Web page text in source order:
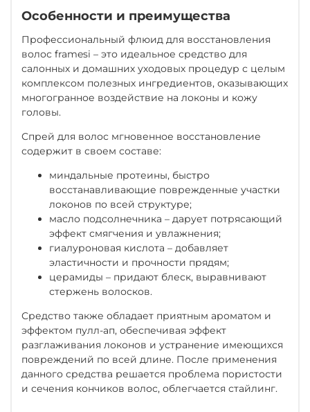
Особенности и преимущества
Профессиональный флюид для восстановления
волос framesi – это идеальное средство для
салонных и домашних уходовых процедур с целым
комплексом полезных ингредиентов, оказывающих
многогранное воздействие на локоны и кожу
головы.
Спрей для волос мгновенное восстановление
содержит в своем составе:
миндальные протеины, быстро
восстанавливающие поврежденные участки
локонов по всей структуре;
масло подсолнечника – дарует потрясающий
эффект смягчения и увлажнения;
гиалуроновая кислота – добавляет
эластичности и прочности прядям;
церамиды – придают блеск, выравнивают
стержень волосков.
Средство также обладает приятным ароматом и
эффектом пулл-ап, обеспечивая эффект
разглаживания локонов и устранение имеющихся
повреждений по всей длине. После применения
данного средства решается проблема пористости
и сечения кончиков волос, облегчается стайлинг.